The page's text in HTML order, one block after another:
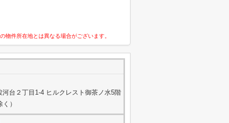
件所在地とは異なる場合がございます。
台２丁目1-4 ヒルクレスト御茶ノ水5階
）